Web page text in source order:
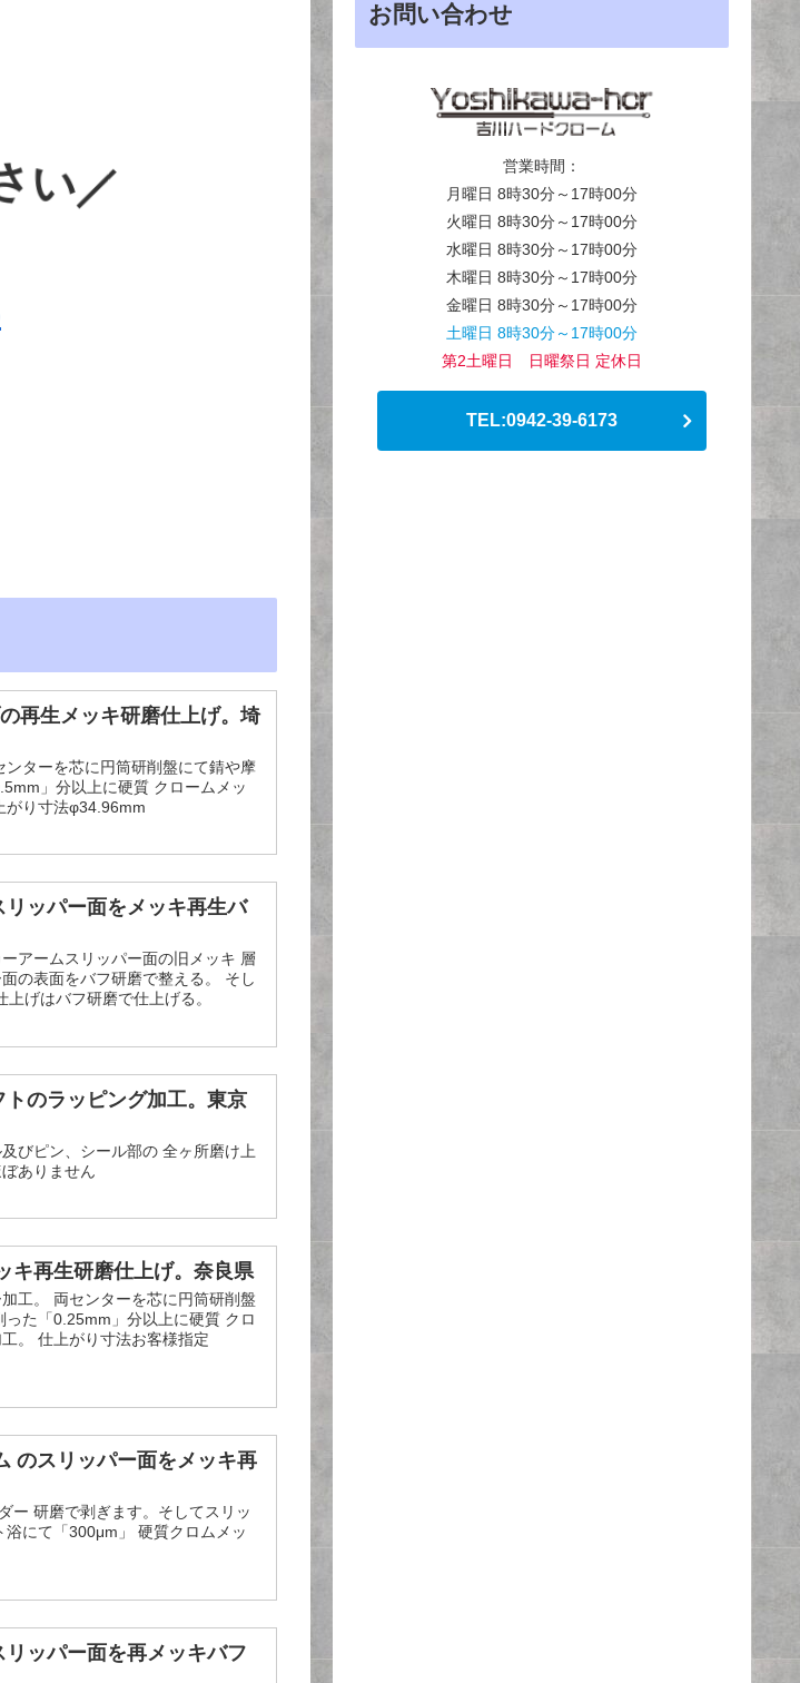
／
再生メッキ研磨仕上げ。埼
ターを芯に円筒研削盤にて錆や摩
」分以上に硬質 クロームメッ
がり寸法φ34.96mm
ッパー面をメッキ再生バ
アームスリッパー面の旧メッキ 層
の表面をバフ研磨で整える。 そし
げはバフ研磨で仕上げる。
トのラッピング加工。東京
びピン、シール部の 全ヶ所磨け上
ありません
キ再生研磨仕上げ。奈良県
工。 両センターを芯に円筒研削盤
た「0.25mm」分以上に硬質 クロ
。 仕上がり寸法お客様指定
のスリッパー面をメッキ再
ー 研磨で剥ぎます。そしてスリッ
にて「300μm」 硬質クロムメッ
リッパー面を再メッキバフ
お問い合わせ
営業時間：
月曜日 8時30分～17時00分
火曜日 8時30分～17時00分
水曜日 8時30分～17時00分
木曜日 8時30分～17時00分
金曜日 8時30分～17時00分
土曜日 8時30分～17時00分
第2土曜日 日曜祭日 定休日
TEL:0942-39-6173